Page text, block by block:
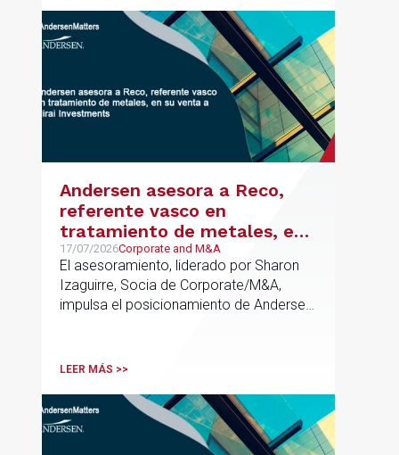
metodología propia de gestión de
riesgos de IA y se alinea con la
estrategia española de IA soberana
articulada en torno a ALIA.
Andersen asesora a Reco,
referente vasco en
tratamiento de metales, en
su venta a Mirai Investments
17/07/2026Corporate and M&A
El asesoramiento, liderado por Sharon
Izaguirre, Socia de Corporate/M&A,
impulsa el posicionamiento de Andersen
procesos estratégicos de M&A
LEER MÁS >>